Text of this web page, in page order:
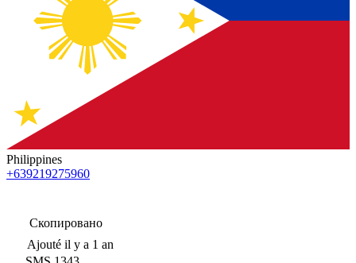
Philippines
+639219275960
Скопировано
Ajouté il y a 1 an